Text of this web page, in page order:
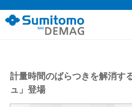
計量時間のばらつきを解消す
ュ」登場